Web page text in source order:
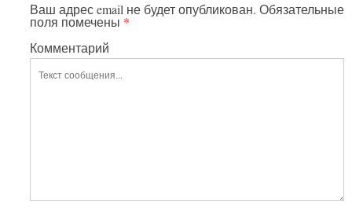
Ваш адрес email не будет опубликован. Обязательные
поля помечены *
Комментарий